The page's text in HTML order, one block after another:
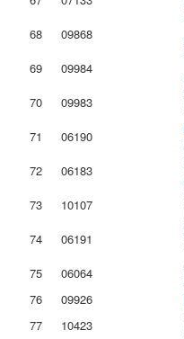
68
09868
69
09984
70
09983
71
06190
72
06183
73
10107
74
06191
75
06064
76
09926
77
10423